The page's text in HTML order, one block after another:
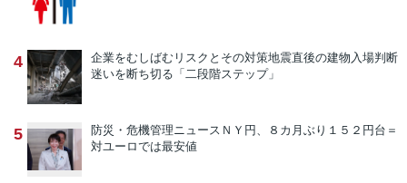
4 企業をむしばむリスクとその対策地震直後の建物入場判断
迷いを断ち切る「二段階ステップ」
5 防災・危機管理ニュース ＮＹ円、８カ月ぶり１５２円台＝
対ユーロでは最安値